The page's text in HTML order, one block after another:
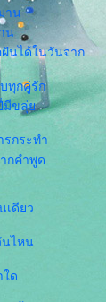
าน
น
นได้ในวันจาก
ทุกคู่รัก
ปี่มีขลุ่
รกระทำ
กคำพูด
เดียว
นไหน
ใด